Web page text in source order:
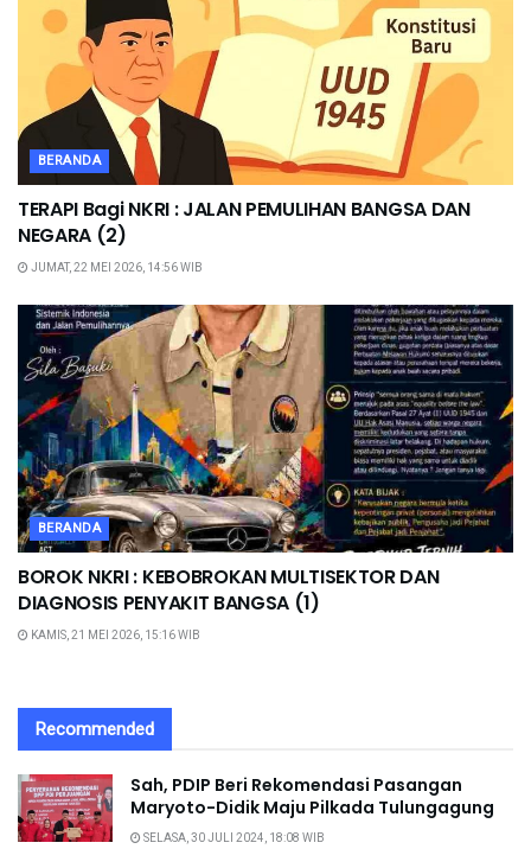
BERANDA
TERAPI Bagi NKRI : JALAN PEMULIHAN BANGSA DAN
NEGARA (2)
JUMAT, 22 MEI 2026, 14:56 WIB
BERANDA
BOROK NKRI : KEBOBROKAN MULTISEKTOR DAN
DIAGNOSIS PENYAKIT BANGSA (1)
KAMIS, 21 MEI 2026, 15:16 WIB
Recommended
Sah, PDIP Beri Rekomendasi Pasangan
Maryoto-Didik Maju Pilkada Tulungagung
SELASA, 30 JULI 2024, 18:08 WIB